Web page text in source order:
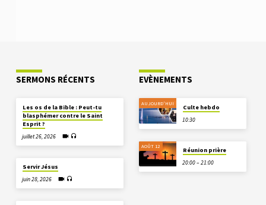
SERMONS RÉCENTS
Les os de la Bible : Peut-tu
blasphémer contre le Saint
Esprit ?
juillet 26, 2026
Servir Jésus
juin 28, 2026
EVÈNEMENTS
AUJOURD'HUI
Culte hebdo
10:30
AOÛT 12
Réunion prière
20:00 – 21:00